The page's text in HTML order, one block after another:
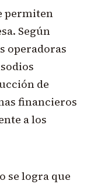
permiten
Según
operadoras
de
financieros
a los
se logra que